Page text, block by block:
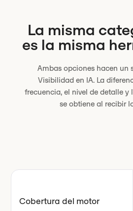
La misma
es la misma
Ambas opciones hacen un
Visibilidad en IA. La
frecuencia, el nivel de detalle
se obtiene al recibir
Cobertura del motor